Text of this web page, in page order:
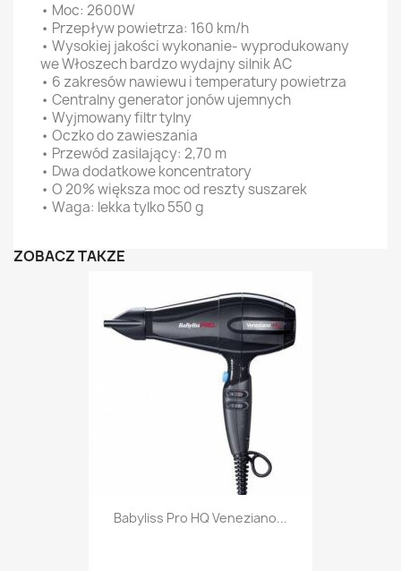
• Moc: 2600W
• Przepływ powietrza: 160 km/h
• Wysokiej jakości wykonanie- wyprodukowany
we Włoszech bardzo wydajny silnik AC
• 6 zakresów nawiewu i temperatury powietrza
• Centralny generator jonów ujemnych
• Wyjmowany filtr tylny
• Oczko do zawieszania
• Przewód zasilający: 2,70 m
• Dwa dodatkowe koncentratory
• O 20% większa moc od reszty suszarek
• Waga: lekka tylko 550 g
ZOBACZ TAKŻE
Babyliss Pro HQ Veneziano...